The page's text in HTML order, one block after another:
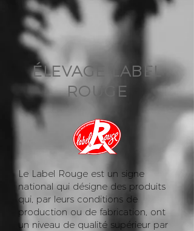
ÉLEVAGE LABEL
ROUGE
Le Label Rouge est un signe
national qui désigne des produits
qui, par leurs conditions de
production ou de fabrication, ont
un niveau de qualité supérieur par